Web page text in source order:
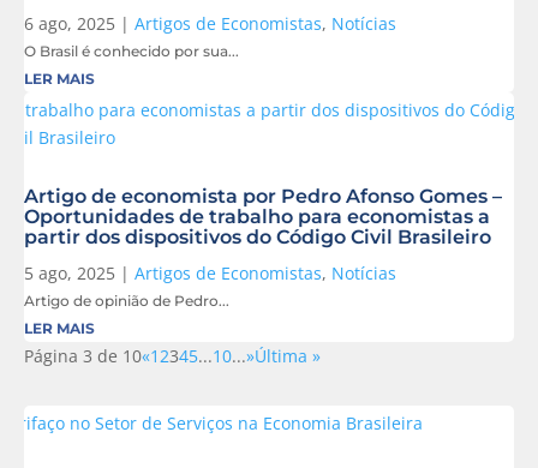
6 ago, 2025 | Artigos de Economistas, Notícias
O Brasil é conhecido por sua...
LER MAIS
Artigo de economista por Pedro Afonso Gomes –
Oportunidades de trabalho para economistas a
partir dos dispositivos do Código Civil Brasileiro
5 ago, 2025 | Artigos de Economistas, Notícias
Artigo de opinião de Pedro...
LER MAIS
Página 3 de 10«12345...10...»Última »